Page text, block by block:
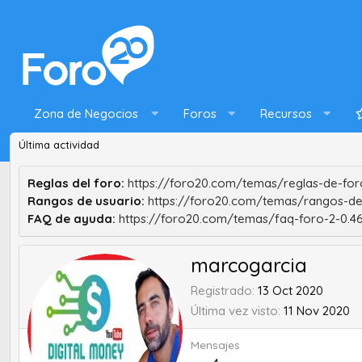
Zona de Negocios Foros Recursos
Última actividad
Reglas del foro: https://foro20.com/temas/reglas-de-
Rangos de usuario: https://foro20.com/temas/rangos-
FAQ de ayuda: https://foro20.com/temas/faq-foro-2-
marcogarcia
Registrado 13 Oct 2020
Última vez visto 11 Nov 2020
Mensajes